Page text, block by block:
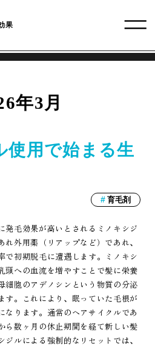
果
年3月
使用で始まる生
育毛剤
発毛効果が高いとされるミノキシジ
外用薬（リアップなど）であれ、
で初期脱毛に遭遇します。ミノキシ
頭への血流を増やすことで髪に栄養
細胞のアデノシンという物質の分泌
す。これにより、眠っていた毛根が
なります。通常のヘアサイクルであ
ら数ヶ月の休止期間を経て新しい髪
ルによる強制的なリセットでは、